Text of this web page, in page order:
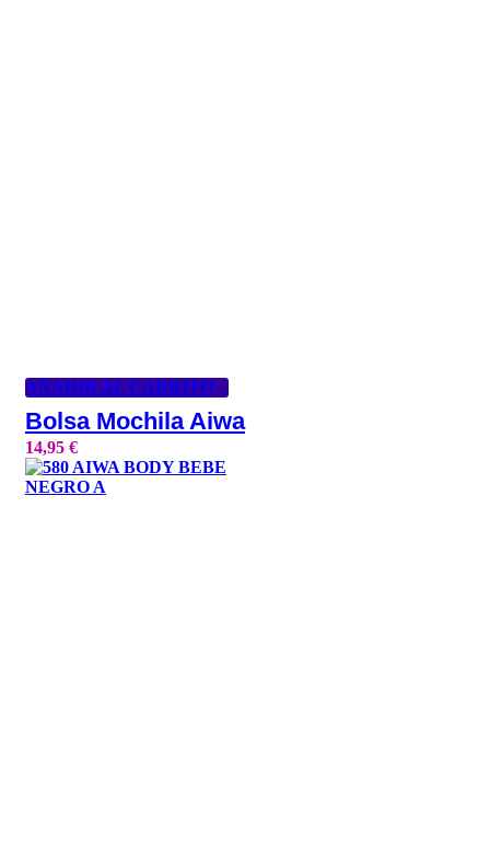
AÑADIR AL CARRITO
Bolsa Mochila Aiwa
14,95 €